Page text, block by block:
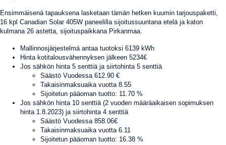
Ensimmäisenä tapauksena lasketaan tämän hetken kuumin tarjouspaketti,
16 kpl Canadian Solar 405W paneelilla sijoitussuuntana etelä ja katon
kulmana 26 astetta, sijoituspaikkana Pirkanmaa.
Mallinnosjärjestelmä antaa tuotoksi 6139 kWh
Hinta kotitalousvähennyksen jälkeen 5234€
Jos sähkön hinta 5 senttiä ja siirtohinta 5 senttiä
Säästö Vuodessa 612.90 €
Takaisinmaksuaika vuotta 8.55
Sijoitetun pääoman tuotto: 11.70 %
Jos sähkön hinta 10 senttiä (2 vuoden määräaikaisen sopimuksen
hinta 1.8.2023) ja siirtohinta 4 senttiä
Säästö Vuodessa 858.06€
Takaisinmaksuaika vuotta 6.11
Sijoitetun pääoman tuotto: 16.38 %